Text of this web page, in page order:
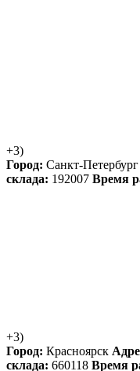
+3)
Город: Санкт-Петербург
склада: 192007 Время
+3)
Город: Красноярск
склада: 660118 Время